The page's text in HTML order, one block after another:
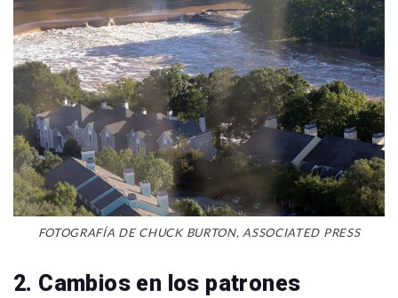
FOTOGRAFÍA DE CHUCK BURTON, ASSOCIATED PRESS
2. Cambios en los patrones